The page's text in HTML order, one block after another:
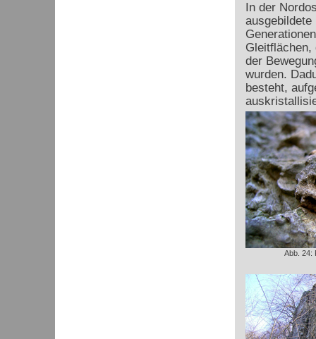
In der
Gleitflächen,
der
wurden.
besteht,
Abb. 24: